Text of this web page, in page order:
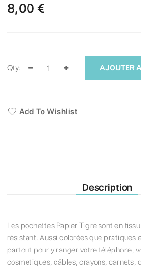
8,00 €
Qty: AJOUTER
Add To Wishlist
Description
Les pochettes Papier Tigre sont en
résistant. Aussi colorées que pratiques
partout pour y ranger votre téléphone,
cosmétiques, câbles, crayons, carnets,